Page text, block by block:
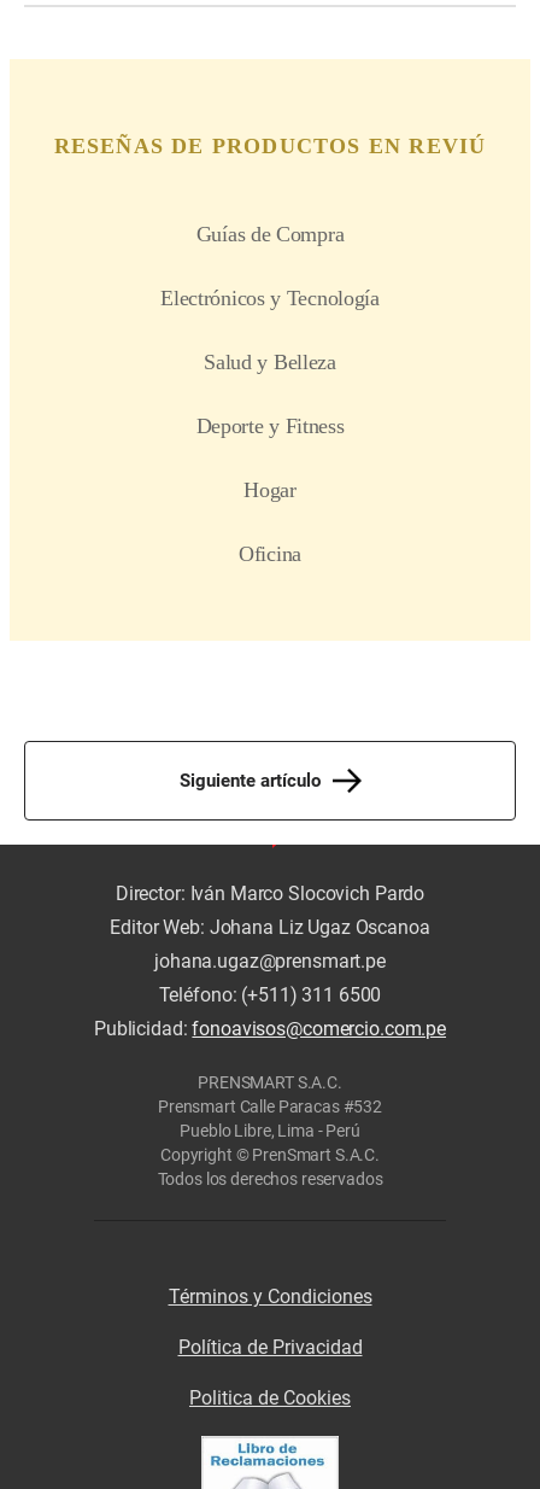
Siguiente artículo
Director: Iván Marco Slocovich Pardo
Editor Web: Johana Liz Ugaz Oscanoa
johana.ugaz@prensmart.pe
Teléfono: (+511) 311 6500
Publicidad:fonoavisos@comercio.com.pe
PRENSMART S.A.C.
Prensmart Calle Paracas #532
Pueblo Libre, Lima - Perú
Copyright © PrenSmart S.A.C.
Todos los derechos reservados
Términos y Condiciones
Política de Privacidad
Politica de Cookies